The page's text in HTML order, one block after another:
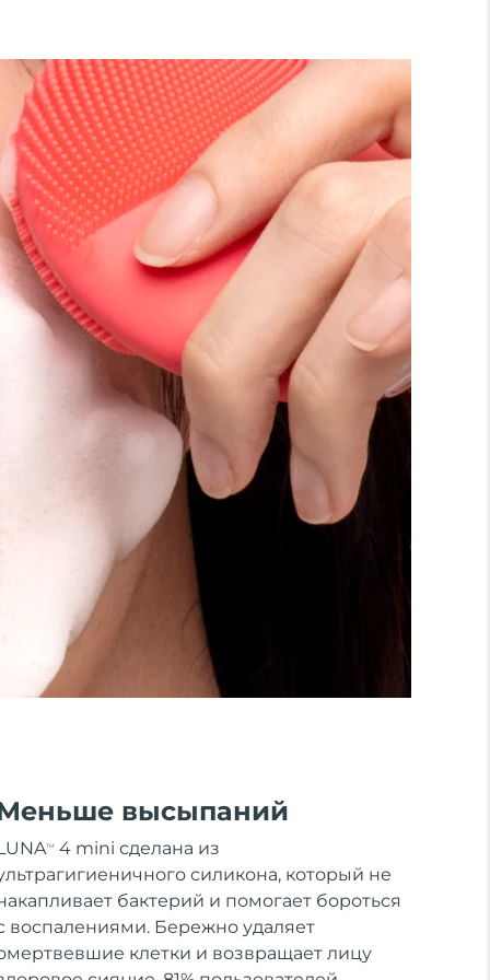
высыпаний
TM
4 mini сделана из
силикона, который не
бактерий и помогает бороться
воспалениями. Бережно удаляет
клетки и возвращает лицу